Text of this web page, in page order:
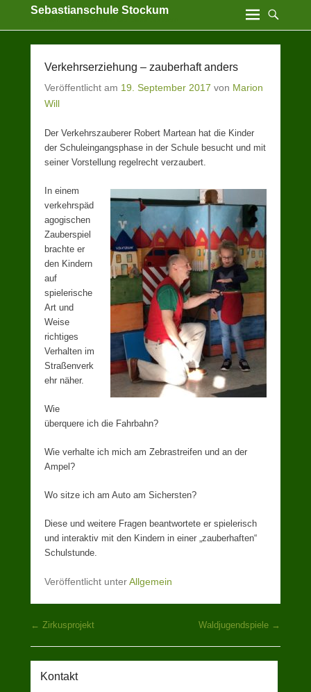
Sebastianschule Stockum
Verkehrserziehung – zauberhaft anders
Veröffentlicht am 19. September 2017 von Marion
Will
Der Verkehrszauberer Robert Martean hat die Kinder
der Schuleingangsphase in der Schule besucht und mit
seiner Vorstellung regelrecht verzaubert.
In einem
verkehrspäd
agogischen
Zauberspiel
brachte er
den Kindern
auf
spielerische
Art und
Weise
richtiges
Verhalten im
Straßenverk
ehr näher.
Wie
überquere ich die Fahrbahn?
Wie verhalte ich mich am Zebrastreifen und an der
Ampel?
Wo sitze ich am Auto am Sichersten?
Diese und weitere Fragen beantwortete er spielerisch
und interaktiv mit den Kindern in einer „zauberhaften“
Schulstunde.
Veröffentlicht unterAllgemein
Beitragsnavigation
← Zirkusprojekt Waldjugendspiele →
Kontakt